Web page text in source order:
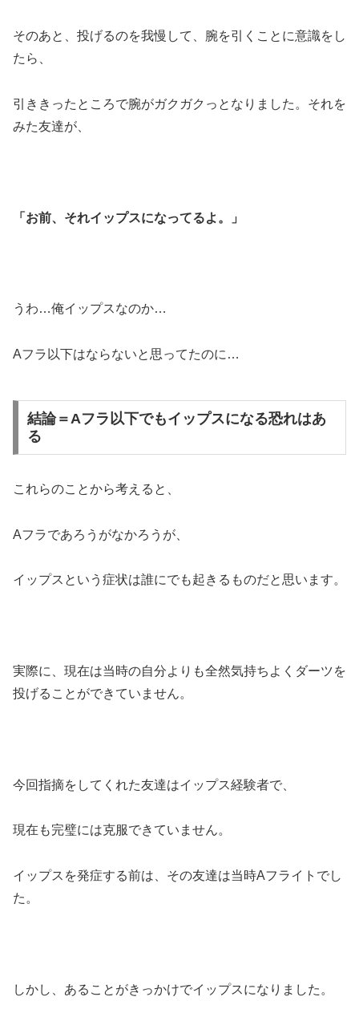
そのあと、投げるのを我慢して、腕を引くことに意識をし
たら、
引ききったところで腕がガクガクっとなりました。それを
みた友達が、
「お前、それイップスになってるよ。」
うわ…俺イップスなのか…
Aフラ以下はならないと思ってたのに…
結論＝Aフラ以下でもイップスになる恐れはあ
る
これらのことから考えると、
Aフラであろうがなかろうが、
イップスという症状は誰にでも起きるものだと思います。
実際に、現在は当時の自分よりも全然気持ちよくダーツを
投げることができていません。
今回指摘をしてくれた友達はイップス経験者で、
現在も完璧には克服できていません。
イップスを発症する前は、その友達は当時Aフライトでし
た。
しかし、あることがきっかけでイップスになりました。